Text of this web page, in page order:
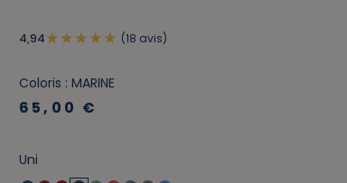
4,94 (18 avis)
Coloris : MARINE
65,00 €
Uni